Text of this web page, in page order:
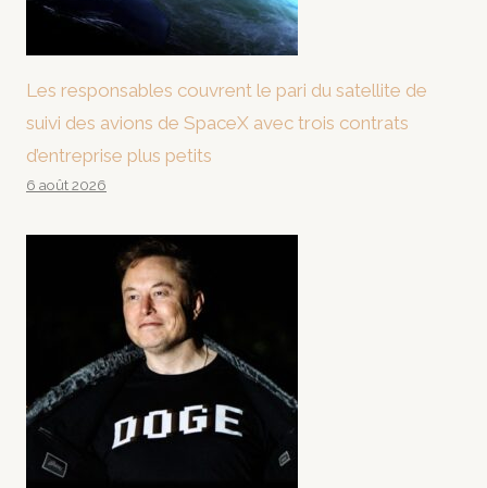
Les responsables couvrent le pari du satellite de
suivi des avions de SpaceX avec trois contrats
d’entreprise plus petits
6 août 2026